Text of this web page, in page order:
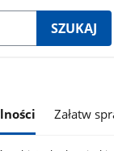
SZUKAJ
Załatw